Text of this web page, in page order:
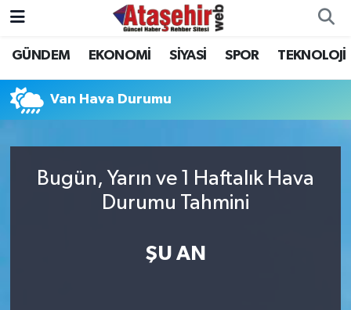
GÜNDEM EKONOMİ SİYASİ SPOR TEKNOLOJİ
Van Hava Durumu
Bugün, Yarın ve 1 Haftalık Hava
Durumu Tahmini
ŞU AN
Hava Durumu
Trafik Durumu
Tüm Manşetler